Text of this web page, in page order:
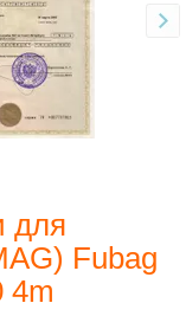
для
Fubag
4m